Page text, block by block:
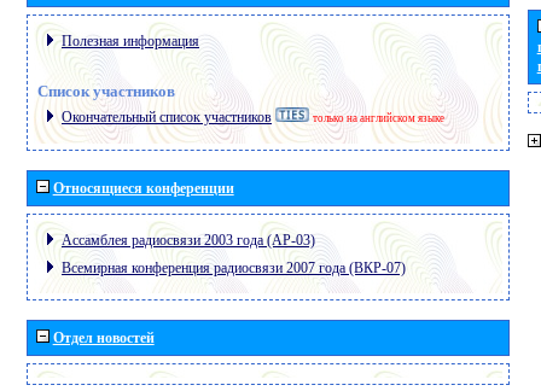
Полезная информация
Список участников
Окончательный список участников только на английском языке
Относящиеся конференции
Ассамблея радиосвязи 2003 года (АР-03)
Всемирная конференция радиосвязи 2007 года (ВКР-07)
Отдел новостей